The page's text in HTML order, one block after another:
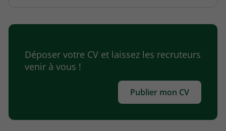
Déposer votre CV et laissez les recruteurs
venir à vous !
Publier mon CV